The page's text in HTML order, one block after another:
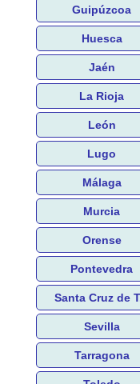
Guipúzcoa
Huesca
Jaén
La Rioja
León
Lugo
Málaga
Murcia
Orense
Pontevedra
Santa Cruz de
Sevilla
Tarragona